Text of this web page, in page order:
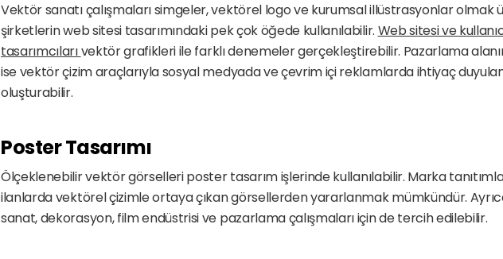
Vektör sanatı çalışmaları simgeler, vektörel logo ve kurumsal illüstrasyonlar olmak
şirketlerin web sitesi tasarımındaki pek çok öğede kullanılabilir. Web sitesi ve
tasarımcıları vektör grafikleri ile farklı denemeler gerçekleştirebilir. Pazarlama
ise vektör çizim araçlarıyla sosyal medyada ve çevrim içi reklamlarda ihtiyaç
oluşturabilir.
Poster Tasarımı
Ölçeklenebilir vektör görselleri poster tasarım işlerinde kullanılabilir. Marka
ilanlarda vektörel çizimle ortaya çıkan görsellerden yararlanmak mümkündür.
sanat, dekorasyon, film endüstrisi ve pazarlama çalışmaları için de tercih edilebilir.